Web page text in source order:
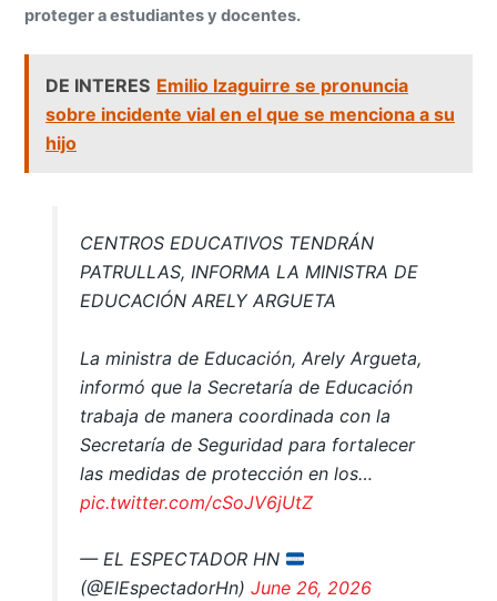
proteger a estudiantes y docentes.
DE INTERES Emilio Izaguirre se pronuncia
sobre incidente vial en el que se menciona a su
hijo
CENTROS EDUCATIVOS TENDRÁN
PATRULLAS, INFORMA LA MINISTRA DE
EDUCACIÓN ARELY ARGUETA
La ministra de Educación, Arely Argueta,
informó que la Secretaría de Educación
trabaja de manera coordinada con la
Secretaría de Seguridad para fortalecer
las medidas de protección en los…
pic.twitter.com/cSoJV6jUtZ
— EL ESPECTADOR HN
(@ElEspectadorHn) June 26, 2026